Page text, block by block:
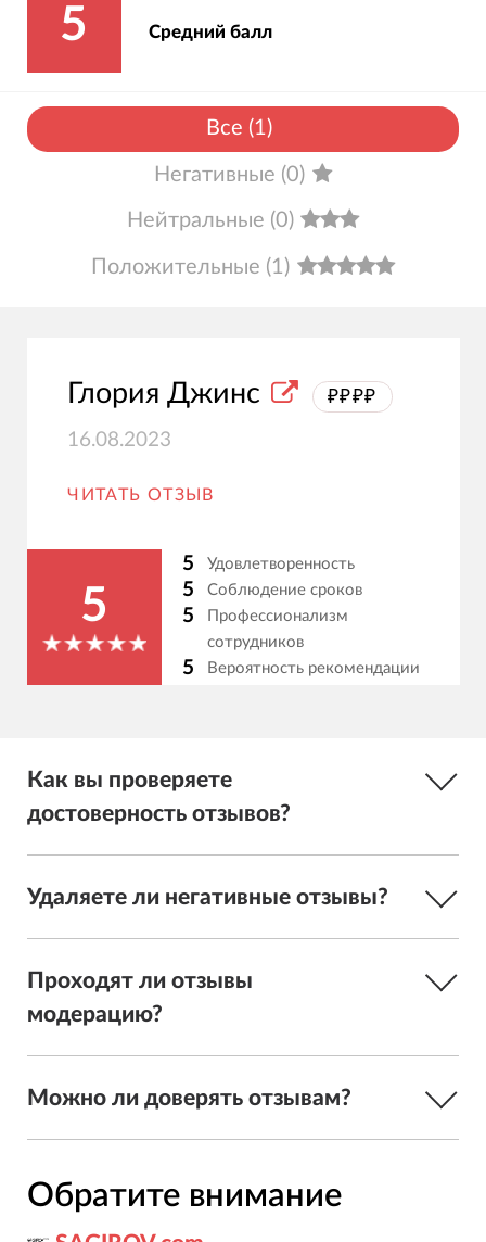
5 Средний балл
Все (1)
Негативные (0)
Нейтральные (0)
Положительные (1)
Глория Джинс ₽₽₽₽
16.08.2023
ЧИТАТЬ ОТЗЫВ
5
5 Удовлетворенность
5 Соблюдение сроков
5
Профессионализм
сотрудников
5 Вероятность рекомендации
Как вы проверяете
достоверность отзывов?
Удаляете ли негативные отзывы?
Проходят ли отзывы
модерацию?
Можно ли доверять отзывам?
Обратите внимание